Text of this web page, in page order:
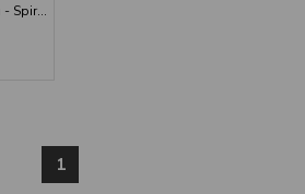
Nextech - Entübasyon Tüpü - Spiralli - Balonlu - 7 Numara
1